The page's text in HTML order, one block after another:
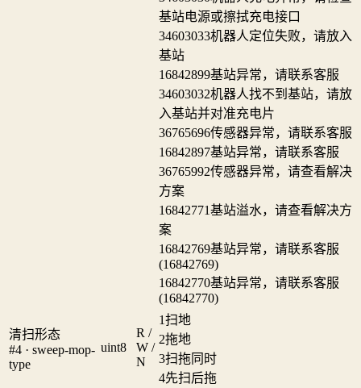
基站电源或擦拭充电接口
34603033机器人定位失败，请放入
基站
16842899基站异常，请联系客服
34603032机器人找不到基站，请放
入基站并对准充电片
36765696传感器异常，请联系客服
16842897基站异常，请联系客服
36765992传感器异常，请查看解决
方案
16842771基站溢水，请查看解决方
案
16842769基站异常，请联系客服
(16842769)
16842770基站异常，请联系客服
(16842770)
清扫形态
#4 · sweep-mop-
type
uint8
R /
W /
N
1扫地
2拖地
3扫拖同时
4先扫后拖